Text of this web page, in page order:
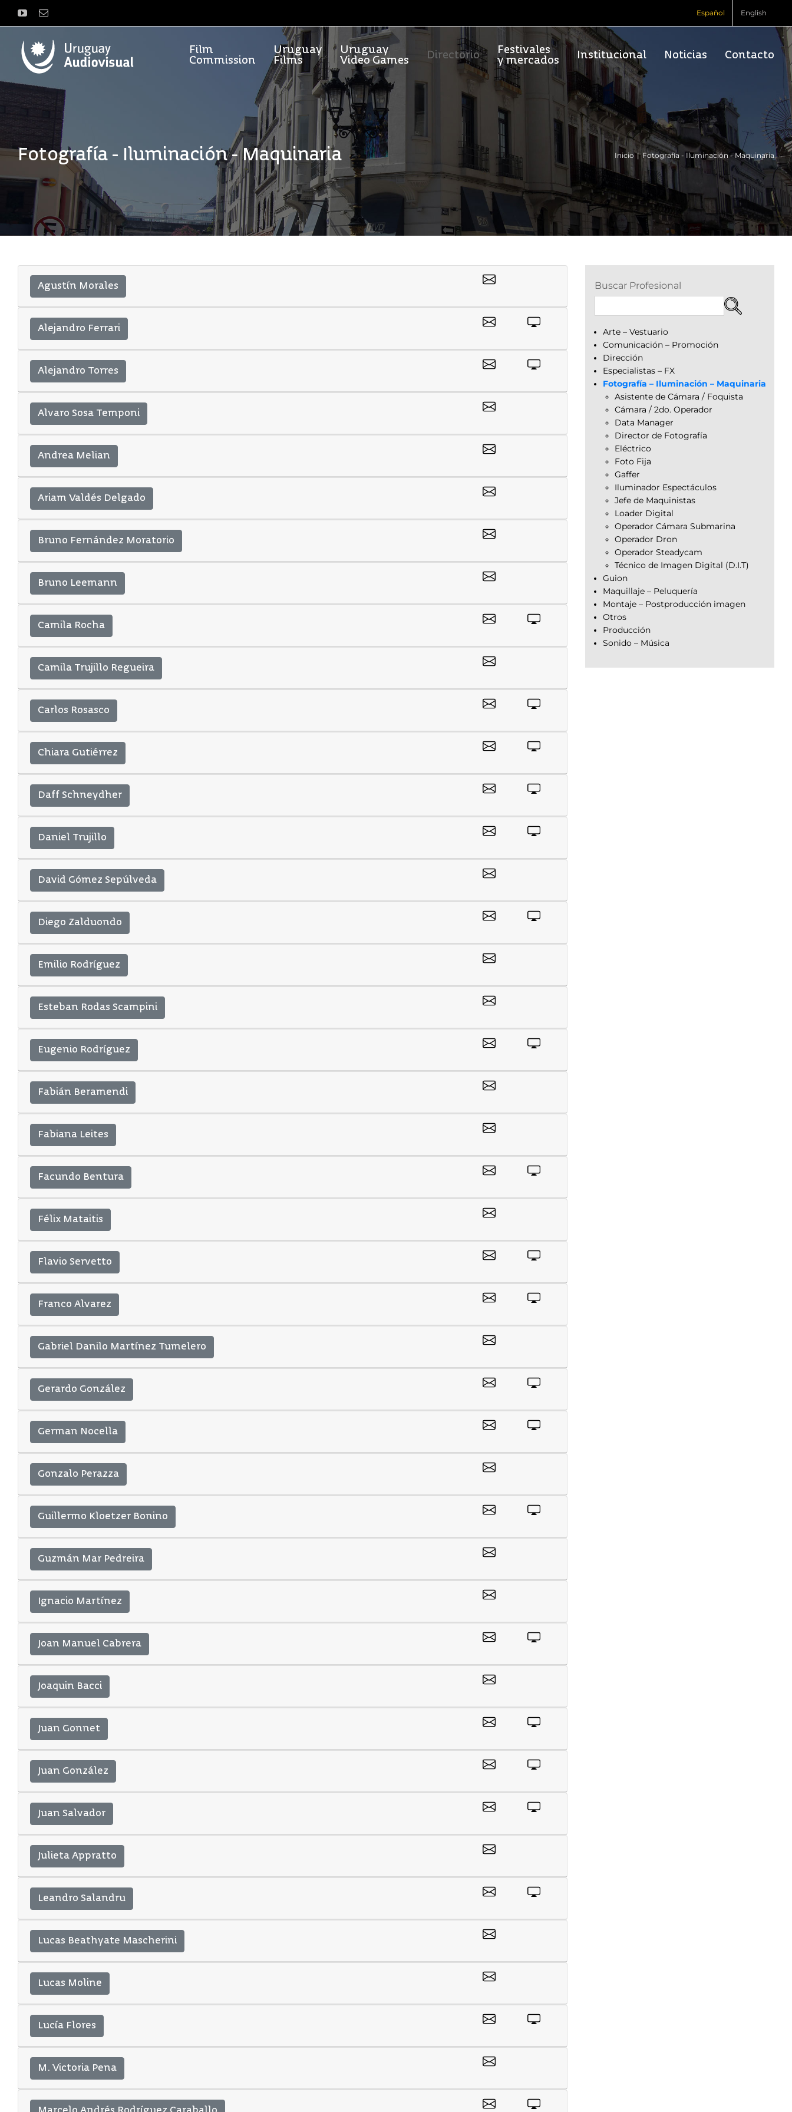
YouTubeCorreo
Español English
Film
Commission
Uruguay
Films
Uruguay
Video Games
Directorio
Festivales
y mercados
Institucional Noticias Contacto
Fotografía - Iluminación - Maquinaria Inicio Fotografía - Iluminación - Maquinaria
Agustín Morales
Alejandro Ferrari
Alejandro Torres
Alvaro Sosa Temponi
Andrea Melian
Ariam Valdés Delgado
Bruno Fernández Moratorio
Bruno Leemann
Camila Rocha
Camila Trujillo Regueira
Carlos Rosasco
Chiara Gutiérrez
Daff Schneydher
Daniel Trujillo
David Gómez Sepúlveda
Diego Zalduondo
Emilio Rodríguez
Esteban Rodas Scampini
Eugenio Rodríguez
Fabián Beramendi
Fabiana Leites
Facundo Bentura
Félix Mataitis
Flavio Servetto
Franco Alvarez
Gabriel Danilo Martínez Tumelero
Gerardo González
German Nocella
Gonzalo Perazza
Guillermo Kloetzer Bonino
Guzmán Mar Pedreira
Ignacio Martínez
Joan Manuel Cabrera
Joaquin Bacci
Juan Gonnet
Juan González
Juan Salvador
Julieta Appratto
Leandro Salandru
Lucas Beathyate Mascherini
Lucas Moline
Lucía Flores
M. Victoria Pena
Buscar Profesional
Arte – Vestuario
Comunicación – Promoción
Dirección
Especialistas – FX
Fotografía – Iluminación – Maquinaria
Asistente de Cámara / Foquista
Cámara / 2do. Operador
Data Manager
Director de Fotografía
Eléctrico
Foto Fija
Gaffer
Iluminador Espectáculos
Jefe de Maquinistas
Loader Digital
Operador Cámara Submarina
Operador Dron
Operador Steadycam
Técnico de Imagen Digital (D.I.T)
Guion
Maquillaje – Peluquería
Montaje – Postproducción imagen
Otros
Producción
Sonido – Música